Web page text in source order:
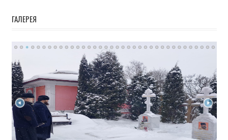
ГАЛЕРЕЯ